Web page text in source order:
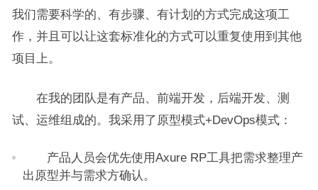
我们需要科学的、有步骤、有计划的方式完成这项工
作，并且可以让这套标准化的方式可以重复使用到其他
项目上。
在我的团队是有产品、前端开发，后端开发、测
试、运维组成的。我采用了原型模式+DevOps模式：
产品人员会优先使用Axure RP工具把需求整理产
出原型并与需求方确认。